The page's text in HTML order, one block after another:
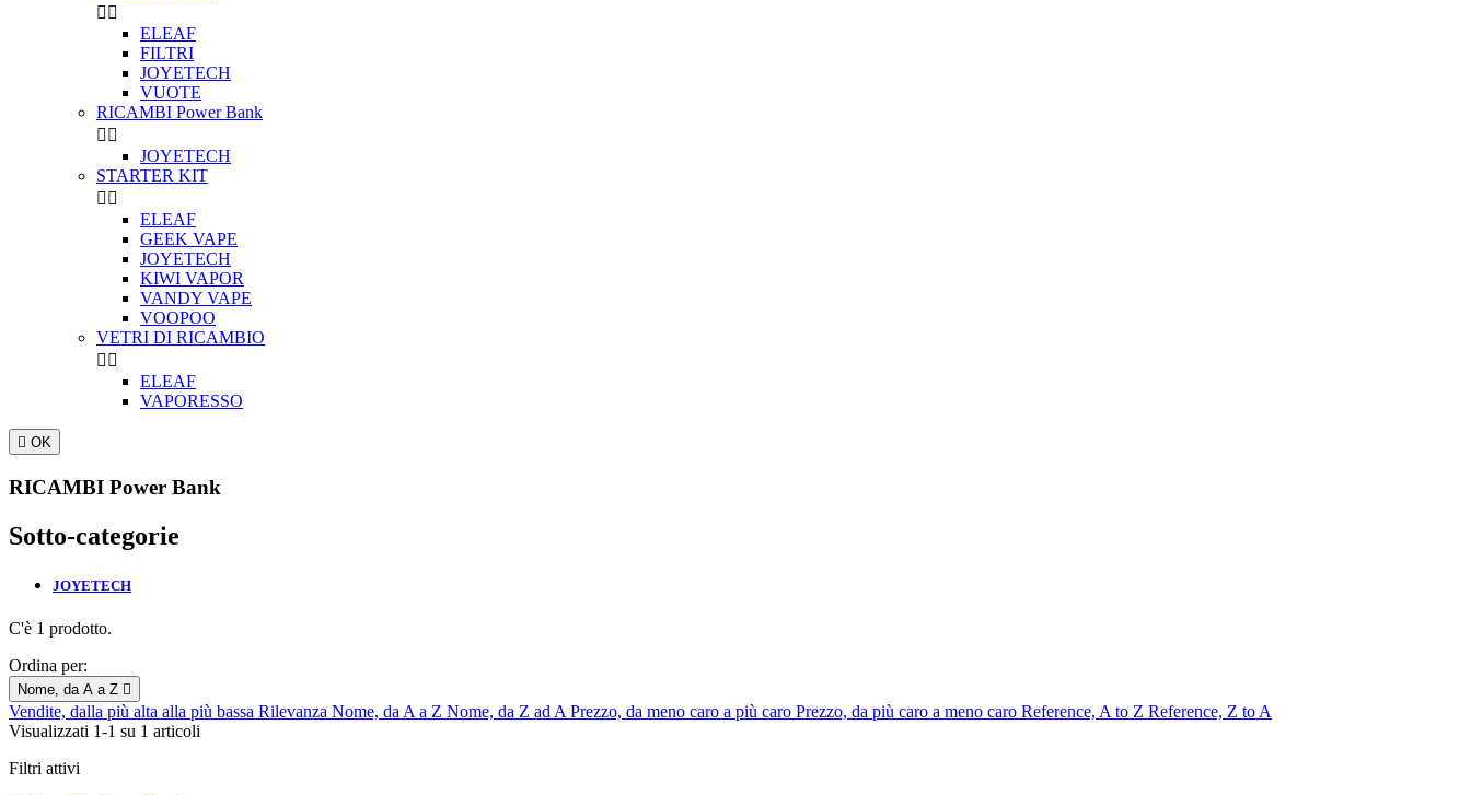
 
ELEAF
FILTRI
JOYETECH
VUOTE
RICAMBI Power Bank
 
JOYETECH
STARTER KIT
 
ELEAF
GEEK VAPE
JOYETECH
KIWI VAPOR
VANDY VAPE
VOOPOO
VETRI DI RICAMBIO
 
ELEAF
VAPORESSO
 OK
RICAMBI Power Bank
Sotto-categorie
JOYETECH
C'è 1 prodotto.
Ordina per:
Nome, da A a Z 
Vendite, dalla più alta alla più bassa Rilevanza Nome, da A a Z Nome, da Z ad A Prezzo, da meno caro a più caro Prezzo, da più caro a meno caro Reference, A to Z Reference, Z to A
Visualizzati 1-1 su 1 articoli
Filtri attivi